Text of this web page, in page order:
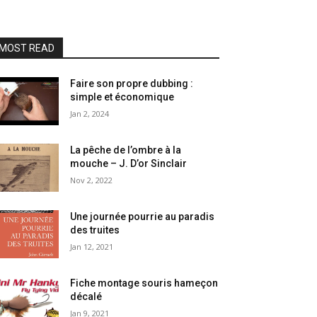
MOST READ
Faire son propre dubbing :
simple et économique
Jan 2, 2024
La pêche de l’ombre à la
mouche – J. D’or Sinclair
Nov 2, 2022
Une journée pourrie au paradis
des truites
Jan 12, 2021
Fiche montage souris hameçon
décalé
Jan 9, 2021